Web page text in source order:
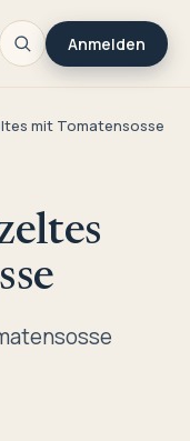
Anmelden
mit Tomatensosse